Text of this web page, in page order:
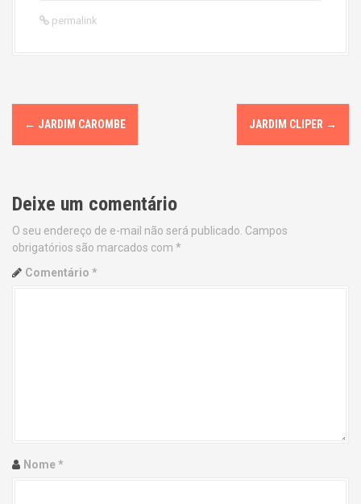
permalink
P
o
t
n
a
i
← JARDIM CAROMBE JARDIM CLIPER →
Deixe um comentário
O seu endereço de e-mail não será publicado. Campos
obrigatórios são marcados com *
Comentário *
Nome*